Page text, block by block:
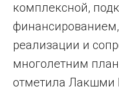
комплексной,
реализации и
многолетним
отметила Лакшми